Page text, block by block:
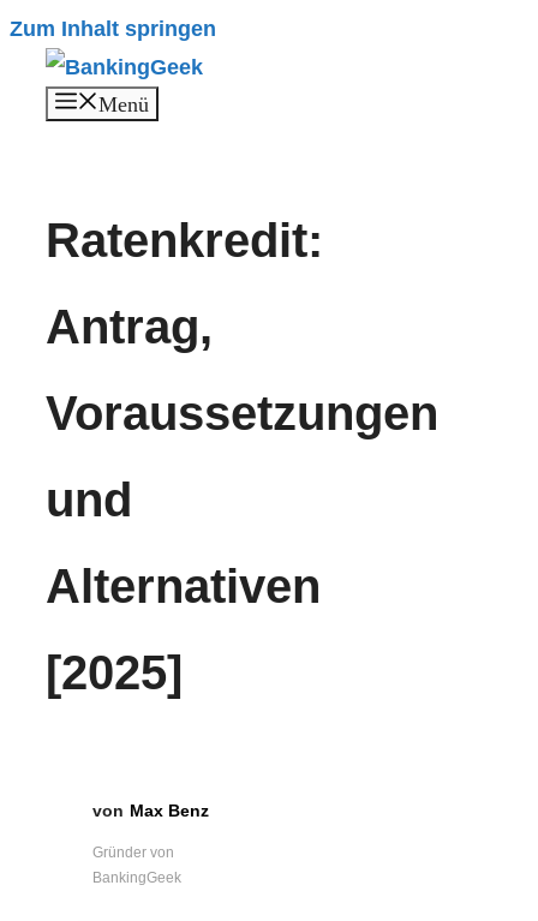
Zum Inhalt springen
Menü
Ratenkredit:
Antrag,
Voraussetzungen
und
Alternativen
[2025]
Max Benz
Gründer von
BankingGeek